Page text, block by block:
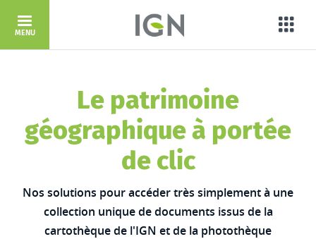
Aller au contenu principal
MENU
Le patrimoine
géographique à portée
de clic
Nos solutions pour accéder très simplement à une
collection unique de documents issus de la
cartothèque de l'IGN et de la photothèque